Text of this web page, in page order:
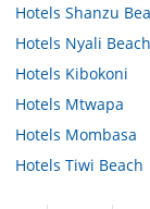
Hotels Shanzu
Hotels Nyali Beach
Hotels Kibokoni
Hotels Mtwapa
Hotels Mombasa
Hotels Tiwi Beach